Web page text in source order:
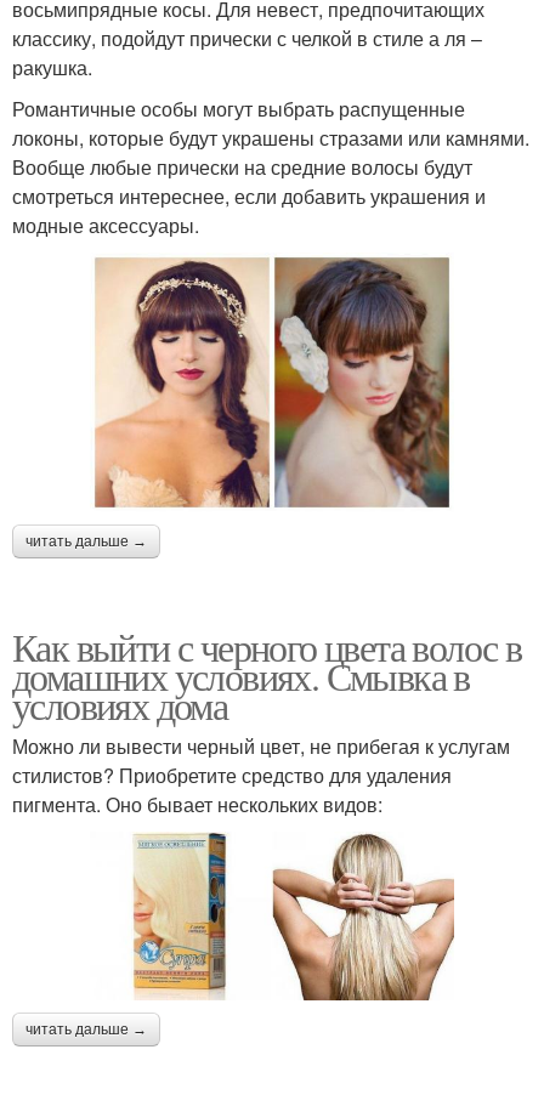
восьмипрядные косы. Для невест, предпочитающих
классику, подойдут прически с челкой в стиле а ля –
ракушка.
Романтичные особы могут выбрать распущенные
локоны, которые будут украшены стразами или камнями.
Вообще любые прически на средние волосы будут
смотреться интереснее, если добавить украшения и
модные аксессуары.
читать дальше →
Как выйти с черного цвета волос в
домашних условиях. Смывка в
условиях дома
Можно ли вывести черный цвет, не прибегая к услугам
стилистов? Приобретите средство для удаления
пигмента. Оно бывает нескольких видов:
читать дальше →